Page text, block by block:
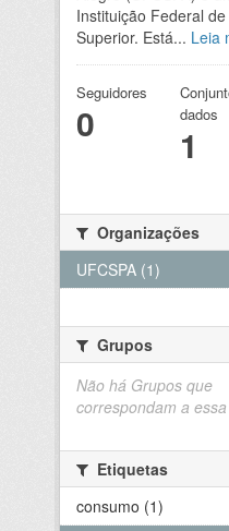
Instituição Federal
Superior. Está... Leia
Seguidores
0
dados
1
Organizações
UFCSPA (1)
Grupos
Não há Grupos que
correspondam a
Etiquetas
consumo (1)